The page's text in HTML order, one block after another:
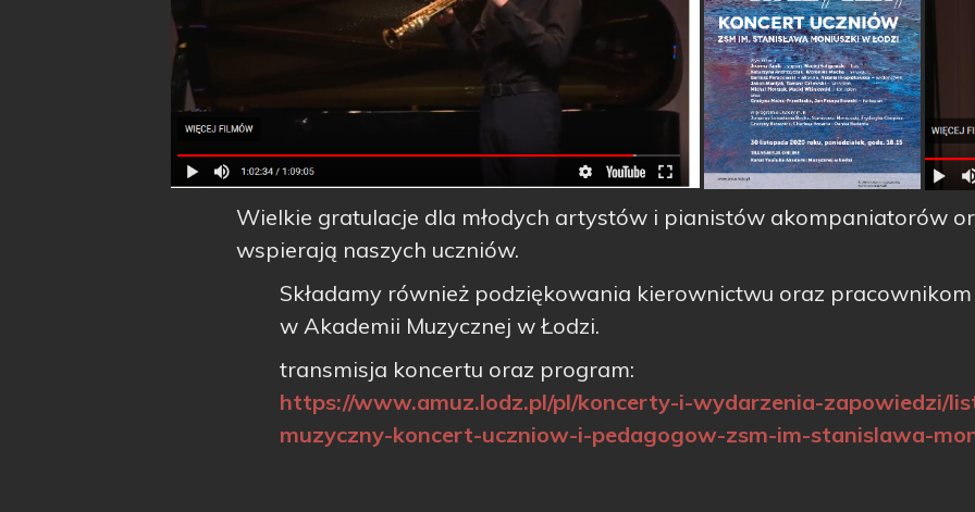
Wielkie gratulacje dla młodych artystów i pianistów akompaniatorów
wspierają naszych uczniów.
Składamy również podziękowania kierownictwu oraz
w Akademii Muzycznej w Łodzi.
transmisja koncertu oraz program:
https://www.amuz.lodz.pl/pl/koncerty-i-wydarzenia-zapowiedzi/
muzyczny-koncert-uczniow-i-pedagogow-zsm-im-stanislawa-